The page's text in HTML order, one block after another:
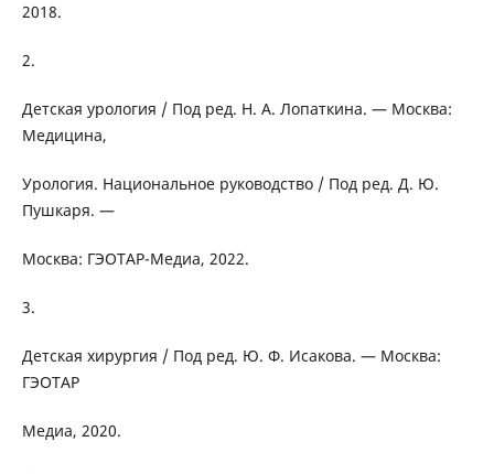
2018.
2.
Детская урология / Под ред. Н. А. Лопаткина. — Москва:
Медицина,
Урология. Национальное руководство / Под ред. Д. Ю.
Пушкаря. —
Москва: ГЭОТАР-Медиа, 2022.
3.
Детская хирургия / Под ред. Ю. Ф. Исакова. — Москва:
ГЭОТАР
Медиа, 2020.